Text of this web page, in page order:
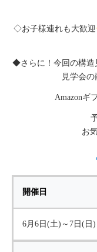
◇お子様連れも大歓迎
◆さらに！今回の構造
見学会
Amazonギ
お
開催日
6月6日(土)～7日(日)